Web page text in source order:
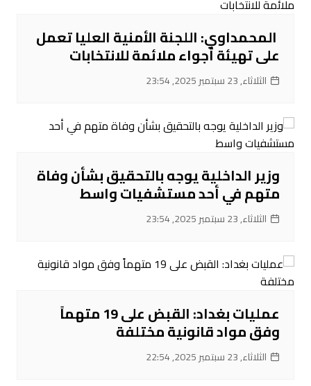
‌ المحمداوي: اللجنة الأمنية العليا تعمل
على تهيئة أجواء ملائمة للانتخابات
الثلاثاء, 23 سبتمبر 2025, 23:54
‌وزير الداخلية يوجه بالتحقيق بشأن وفاة
متهم في أحد مستشفيات واسط
الثلاثاء, 23 سبتمبر 2025, 23:54
عمليات بغداد: القبض على 19 متهماً
وفق مواد قانونية مختلفة
الثلاثاء, 23 سبتمبر 2025, 22:54